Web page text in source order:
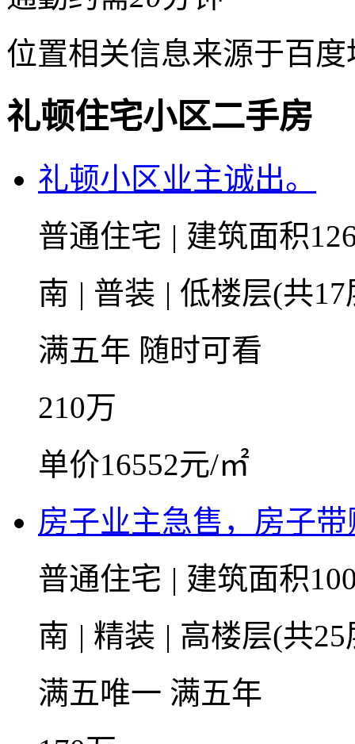
位置相关信息来源于百
礼顿住宅小区二手房
礼顿小区业主诚出。
普通住宅 | 建筑面积
南 | 普装 | 低楼层(共
满五年 随时可看
210万
单价16552元/㎡
房子业主急售，房子
普通住宅 | 建筑面积
南 | 精装 | 高楼层(共
满五唯一 满五年